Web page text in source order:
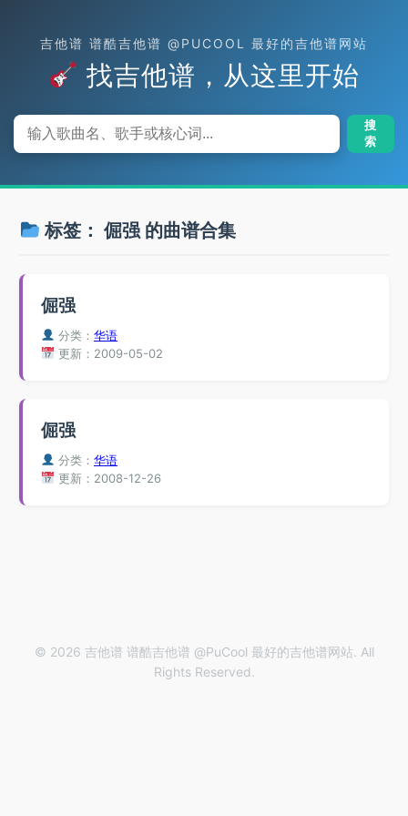
吉他谱 谱酷吉他谱 @PUCOOL 最好的吉他谱网站
找吉他谱，从这里开始
搜
索
标签： 倔强的曲谱合集
倔强
分类：华语
更新：2009-05-02
倔强
分类：华语
更新：2008-12-26
© 2026 吉他谱 谱酷吉他谱 @PuCool 最好的吉他谱网站. All
Rights Reserved.